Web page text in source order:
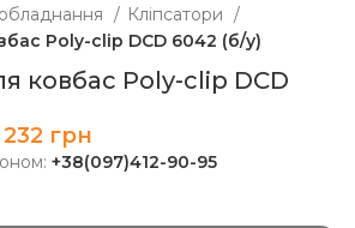
Кліпсатори
Poly-clip DCD 6042 (б/у)
ковбас Poly-clip DCD
грн
+38(097)412-90-95